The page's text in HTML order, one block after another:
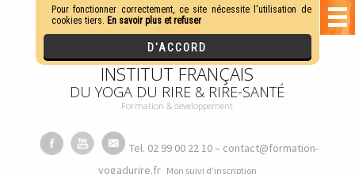
INSTITUT FRANÇAIS
DU YOGA DU RIRE & RIRE-SANTÉ
Formation & développement
Tel. 02 99 00 22 10 – contact@formation-
yogadurire.fr Mon suivi d’inscription